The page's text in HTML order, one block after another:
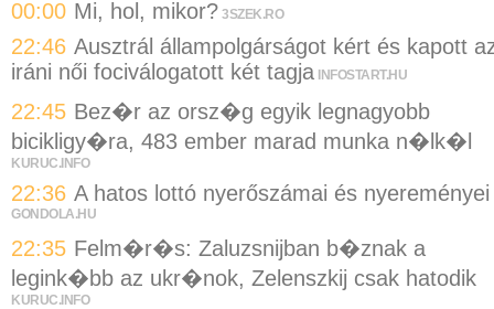
00:00 Mi, hol, mikor? 3SZEK.RO
22:46 Ausztrál állampolgárságot kért és kapott
iráni női fociválogatott két tagja INFOSTART.HU
22:45 Bez�r az orsz�g egyik legnagyobb
bicikligy�ra, 483 ember marad munka n�lk�l
KURUC.INFO
22:36 A hatos lottó nyerőszámai és nyereményei
GONDOLA.HU
22:35 Felm�r�s: Zaluzsnijban b�znak a
legink�bb az ukr�nok, Zelenszkij csak hatodik
KURUC.INFO